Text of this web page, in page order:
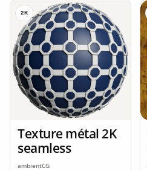
2K
Texture métal 2K
seamless
ambientCG